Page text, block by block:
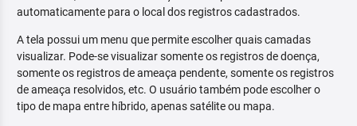
automaticamente para o local dos registros cadastrados.
A tela possui um menu que permite escolher quais camadas
visualizar. Pode-se visualizar somente os registros de doença,
somente os registros de ameaça pendente, somente os registros
de ameaça resolvidos, etc. O usuário também pode escolher o
tipo de mapa entre híbrido, apenas satélite ou mapa.